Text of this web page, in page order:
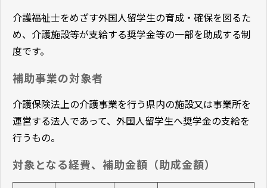
介護福祉士をめざす外国人留学生の育成・確保を図るた
め、介護施設等が支給する奨学金等の一部を助成する制
度です。
補助事業の対象者
介護保険法上の介護事業を行う県内の施設又は事業所を
運営する法人であって、外国人留学生へ奨学金の支給を
行うもの。
対象となる経費、補助金額（助成金額）